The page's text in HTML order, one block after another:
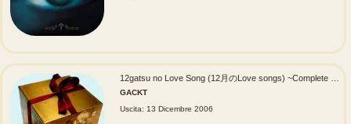
GACKT
Uscita: 13 Dicembre 2006